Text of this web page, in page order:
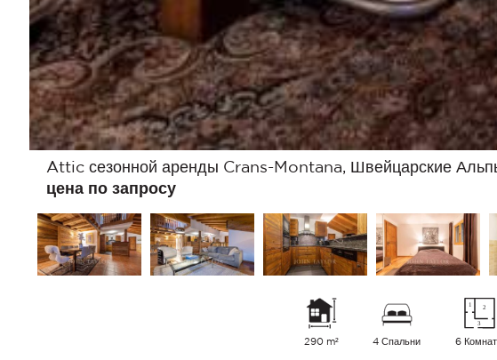
Attic сезонной аренды Crans-Montana, Швейцарские
цена по запросу
290 m² 4 Спальни 6